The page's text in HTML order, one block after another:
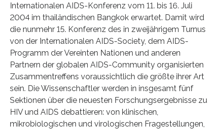
Internationalen AIDS-Konferenz vom 11. bis 16. Juli
2004 im thailändischen Bangkok erwartet. Damit wird
die nunmehr 15. Konferenz des in zweijährigem Turnus
von der Internationalen AIDS-Society, dem AIDS-
Programm der Vereinten Nationen und anderen
Partnern der globalen AIDS-Community organisierten
Zusammentreffens voraussichtlich die größte ihrer Art
sein. Die Wissenschaftler werden in insgesamt fünf
Sektionen über die neuesten Forschungsergebnisse zu
HIV und AIDS debattieren: von klinischen,
mikrobiologischen und virologischen Fragestellungen,